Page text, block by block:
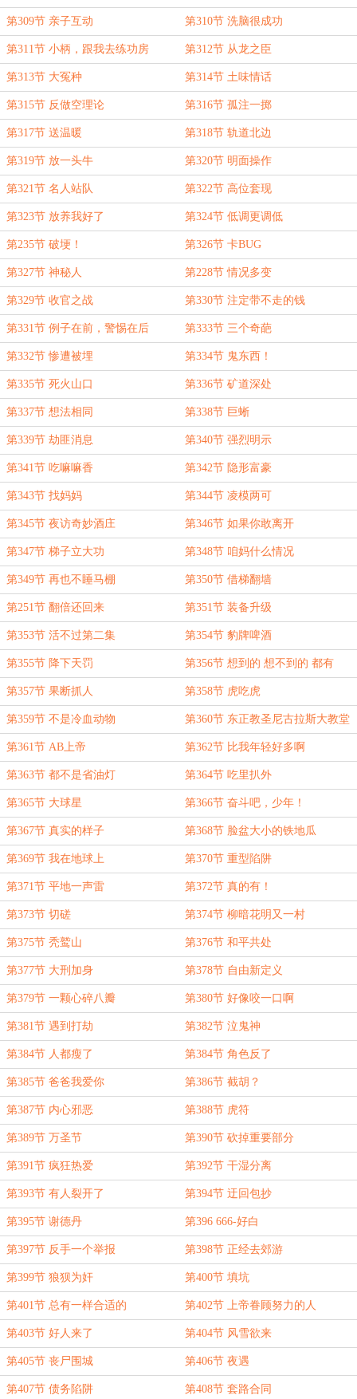
第309节 亲子互动 第310节 洗脑很成功
第311节 小柄，跟我去练功房 第312节 从龙之臣
第313节 大冤种 第314节 土味情话
第315节 反做空理论 第316节 孤注一掷
第317节 送温暖 第318节 轨道北边
第319节 放一头牛 第320节 明面操作
第321节 名人站队 第322节 高位套现
第323节 放养我好了 第324节 低调更调低
第235节 破埂！ 第326节 卡BUG
第327节 神秘人 第228节 情况多变
第329节 收官之战 第330节 注定带不走的钱
第331节 例子在前，警惕在后 第333节 三个奇葩
第332节 惨遭被埋 第334节 鬼东西！
第335节 死火山口 第336节 矿道深处
第337节 想法相同 第338节 巨蜥
第339节 劫匪消息 第340节 强烈明示
第341节 吃嘛嘛香 第342节 隐形富豪
第343节 找妈妈 第344节 凌模两可
第345节 夜访奇妙酒庄 第346节 如果你敢离开
第347节 梯子立大功 第348节 咱妈什么情况
第349节 再也不睡马棚 第350节 借梯翻墙
第251节 翻倍还回来 第351节 装备升级
第353节 活不过第二集 第354节 豹牌啤酒
第355节 降下天罚 第356节 想到的 想不到的 都有
第357节 果断抓人 第358节 虎吃虎
第359节 不是冷血动物 第360节 东正教圣尼古拉斯大教堂
第361节 AB上帝 第362节 比我年轻好多啊
第363节 都不是省油灯 第364节 吃里扒外
第365节 大球星 第366节 奋斗吧，少年！
第367节 真实的样子 第368节 脸盆大小的铁地瓜
第369节 我在地球上 第370节 重型陷阱
第371节 平地一声雷 第372节 真的有！
第373节 切磋 第374节 柳暗花明又一村
第375节 秃鹫山 第376节 和平共处
第377节 大刑加身 第378节 自由新定义
第379节 一颗心碎八瓣 第380节 好像咬一口啊
第381节 遇到打劫 第382节 泣鬼神
第384节 人都瘦了 第384节 角色反了
第385节 爸爸我爱你 第386节 截胡？
第387节 内心邪恶 第388节 虎符
第389节 万圣节 第390节 砍掉重要部分
第391节 疯狂热爱 第392节 干湿分离
第393节 有人裂开了 第394节 迂回包抄
第395节 谢德丹 第396 666-好白
第397节 反手一个举报 第398节 正经去郊游
第399节 狼狈为奸 第400节 填坑
第401节 总有一样合适的 第402节 上帝眷顾努力的人
第403节 好人来了 第404节 风雪欲来
第405节 丧尸围城 第406节 夜遇
第407节 债务陷阱 第408节 套路合同